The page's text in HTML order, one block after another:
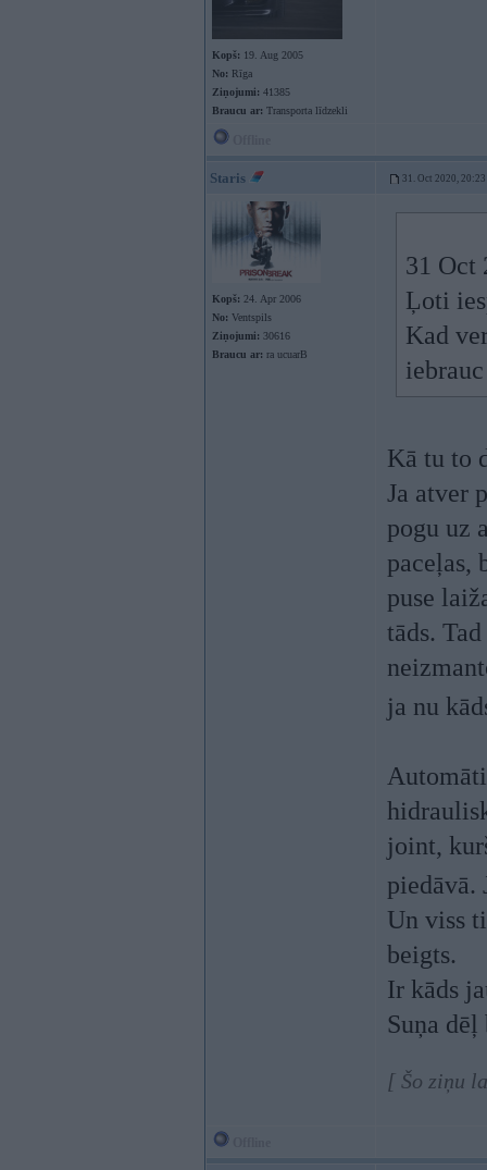
Kopš: 19. Aug 2005
No: Rīga
Ziņojumi: 41385
Braucu ar: Transporta līdzekli
Staris 31. Oct 2020, 20:23
Kopš: 24. Apr 2006
No: Ventspils
Ziņojumi: 30616
Braucu ar: ra ucuarB
31 Oct
Ļoti
Kad
Kā tu to
Ja atver
pogu uz
paceļas,
puse
tāds.
ja nu
joint,
piedāvā.
Un viss
beigts.
Ir kāds
Suņa
[ Šo ziņu